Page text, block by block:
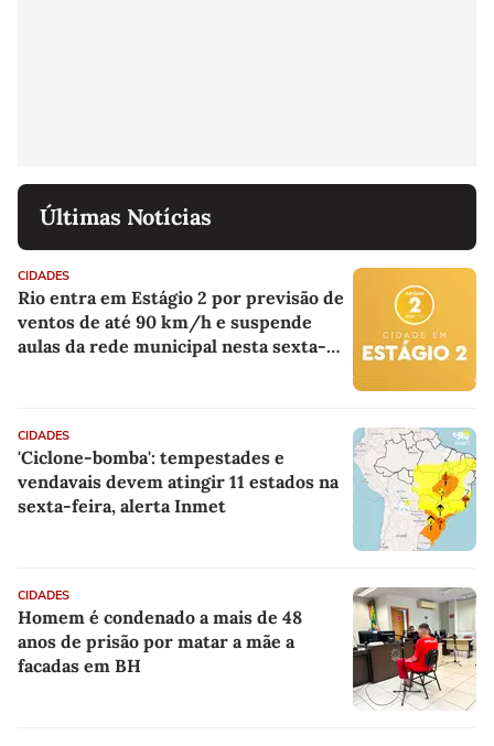
Últimas Notícias
CIDADES
Rio entra em Estágio 2 por previsão de
ventos de até 90 km/h e suspende
aulas da rede municipal nesta sexta-
CIDADES
'Ciclone-bomba': tempestades e
vendavais devem atingir 11 estados na
sexta-feira, alerta Inmet
CIDADES
Homem é condenado a mais de 48
anos de prisão por matar a mãe a
facadas em BH